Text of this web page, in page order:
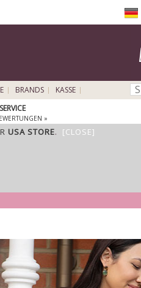
BRANDS
KASSE
»
USA STORE. [CLOSE]